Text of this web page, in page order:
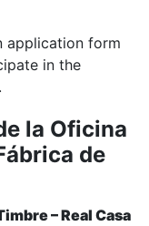
application form
in the
.
la Oficina
de
– Real Casa